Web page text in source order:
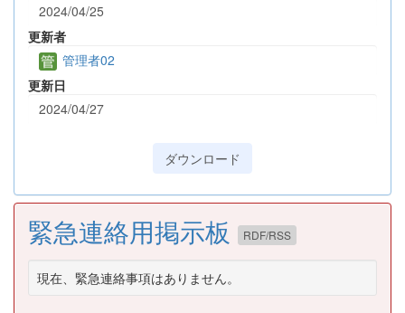
2024/04/25
更新者
管理者02
更新日
2024/04/27
ダウンロード
緊急連絡用掲示板 RDF/RSS
現在、緊急連絡事項はありません。